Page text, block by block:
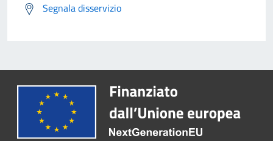
Segnala disservizio